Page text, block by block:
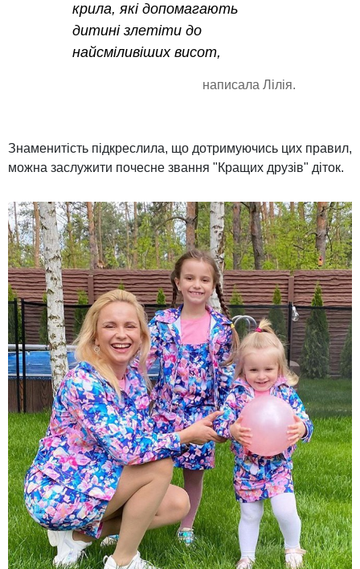
крила, які допомагають
дитині злетіти до
найсміливіших висот,
написала Лілія.
Знаменитість підкреслила, що дотримуючись цих правил,
можна заслужити почесне звання "Кращих друзів" діток.